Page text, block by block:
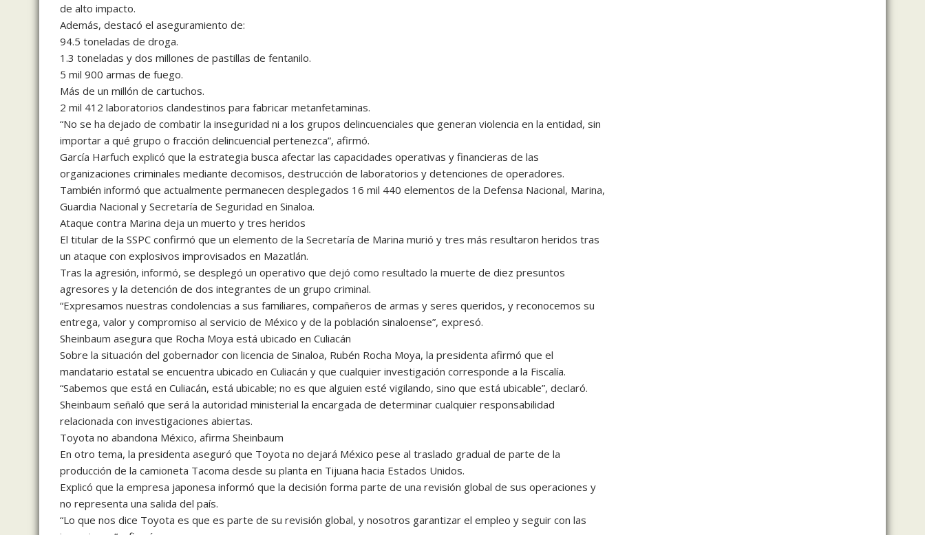
de alto impacto.
Además, destacó el aseguramiento de:
94.5 toneladas de droga.
1.3 toneladas y dos millones de pastillas de fentanilo.
5 mil 900 armas de fuego.
Más de un millón de cartuchos.
2 mil 412 laboratorios clandestinos para fabricar metanfetaminas.
“No se ha dejado de combatir la inseguridad ni a los grupos delincuenciales que generan violencia en la entidad, sin
importar a qué grupo o fracción delincuencial pertenezca”, afirmó.
García Harfuch explicó que la estrategia busca afectar las capacidades operativas y financieras de las
organizaciones criminales mediante decomisos, destrucción de laboratorios y detenciones de operadores.
También informó que actualmente permanecen desplegados 16 mil 440 elementos de la Defensa Nacional, Marina,
Guardia Nacional y Secretaría de Seguridad en Sinaloa.
Ataque contra Marina deja un muerto y tres heridos
El titular de la SSPC confirmó que un elemento de la Secretaría de Marina murió y tres más resultaron heridos tras
un ataque con explosivos improvisados en Mazatlán.
Tras la agresión, informó, se desplegó un operativo que dejó como resultado la muerte de diez presuntos
agresores y la detención de dos integrantes de un grupo criminal.
“Expresamos nuestras condolencias a sus familiares, compañeros de armas y seres queridos, y reconocemos su
entrega, valor y compromiso al servicio de México y de la población sinaloense”, expresó.
Sheinbaum asegura que Rocha Moya está ubicado en Culiacán
Sobre la situación del gobernador con licencia de Sinaloa, Rubén Rocha Moya, la presidenta afirmó que el
mandatario estatal se encuentra ubicado en Culiacán y que cualquier investigación corresponde a la Fiscalía.
“Sabemos que está en Culiacán, está ubicable; no es que alguien esté vigilando, sino que está ubicable”, declaró.
Sheinbaum señaló que será la autoridad ministerial la encargada de determinar cualquier responsabilidad
relacionada con investigaciones abiertas.
Toyota no abandona México, afirma Sheinbaum
En otro tema, la presidenta aseguró que Toyota no dejará México pese al traslado gradual de parte de la
producción de la camioneta Tacoma desde su planta en Tijuana hacia Estados Unidos.
Explicó que la empresa japonesa informó que la decisión forma parte de una revisión global de sus operaciones y
no representa una salida del país.
“Lo que nos dice Toyota es que es parte de su revisión global, y nosotros garantizar el empleo y seguir con las